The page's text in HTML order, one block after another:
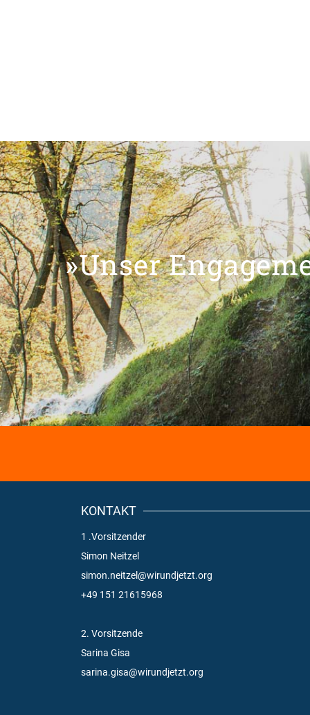
»Unser
KONTAKT
1 .Vorsitzender
Simon Neitzel
simon.neitzel@wirundjetzt.org
+49 151 21615968
2. Vorsitzende
Sarina Gisa
sarina.gisa@wirundjetzt.org